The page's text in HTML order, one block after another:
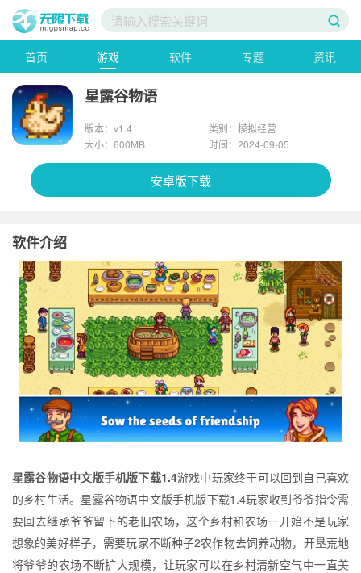
首页 游戏 软件 专题 资讯
星露谷物语
版本：v1.4
类别：模拟经营
大小：600MB
时间：2024-09-05
安卓版下载
软件介绍
星露谷物语中文版手机版下载1.4游戏中玩家终于可以回到自己喜欢
的乡村生活。星露谷物语中文版手机版下载1.4玩家收到爷爷指令需
要回去继承爷爷留下的老旧农场，这个乡村和农场一开始不是玩家
想象的美好样子，需要玩家不断种子2农作物去饲养动物，开垦荒地
将爷爷的农场不断扩大规模，让玩家可以在乡村清新空气中一直美